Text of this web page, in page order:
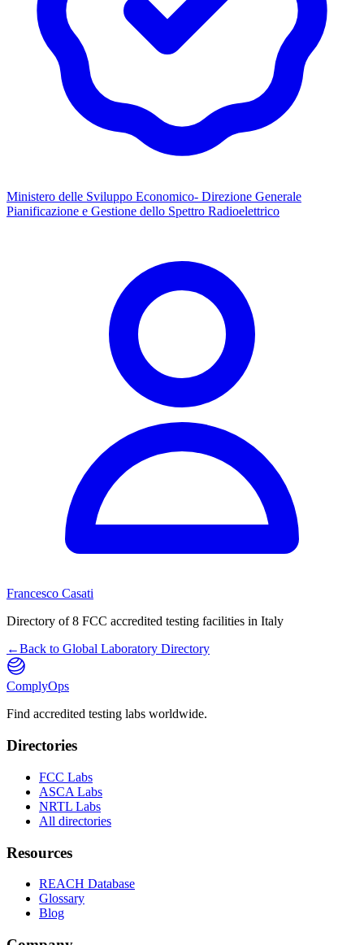
Ministero delle Sviluppo Economico- Direzione Generale
Pianificazione e Gestione dello Spettro Radioelettrico
Francesco Casati
Directory of8 FCC accredited testing facilities in Italy
←Back to Global Laboratory Directory
ComplyOps
Find accredited testing labs worldwide.
Directories
FCC Labs
ASCA Labs
NRTL Labs
All directories
Resources
REACH Database
Glossary
Blog